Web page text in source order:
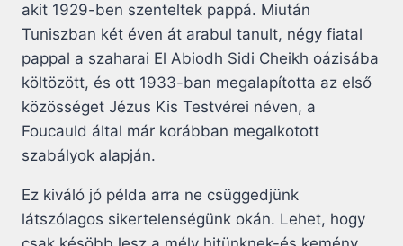
akit 1929-ben szenteltek pappá. Miután
Tuniszban két éven át arabul tanult, négy fiatal
pappal a szaharai El Abiodh Sidi Cheikh oázisába
költözött, és ott 1933-ban megalapította az első
közösséget Jézus Kis Testvérei néven, a
Foucauld által már korábban megalkotott
szabályok alapján.
Ez kiváló jó példa arra ne csüggedjünk
látszólagos sikertelenségünk okán. Lehet, hogy